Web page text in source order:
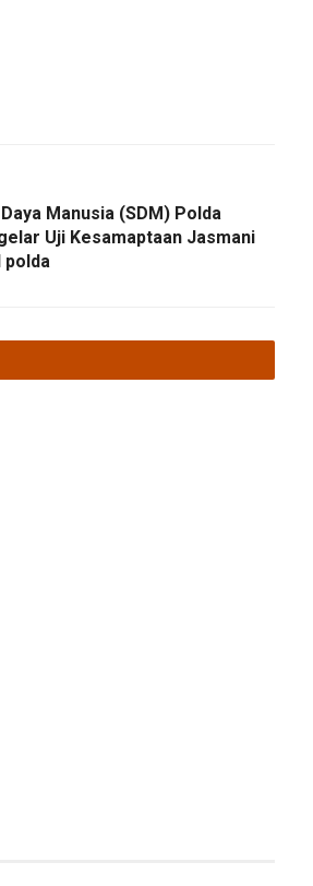
Manusia (SDM) Polda
Uji Kesamaptaan Jasmani
polda